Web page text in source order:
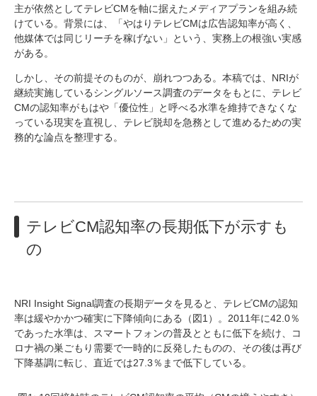
主が依然としてテレビCMを軸に据えたメディアプランを組み続
けている。背景には、「やはりテレビCMは広告認知率が高く、
他媒体では同じリーチを稼げない」という、実務上の根強い実感
がある。
しかし、その前提そのものが、崩れつつある。本稿では、NRIが
継続実施しているシングルソース調査のデータをもとに、テレビ
CMの認知率がもはや「優位性」と呼べる水準を維持できなくな
っている現実を直視し、テレビ脱却を急務として進めるための実
務的な論点を整理する。
テレビCM認知率の長期低下が示すも
の
NRI Insight Signal調査の長期データを見ると、テレビCMの認知
率は緩やかかつ確実に下降傾向にある（図1）。2011年に42.0％
であった水準は、スマートフォンの普及とともに低下を続け、コ
ロナ禍の巣ごもり需要で一時的に反発したものの、その後は再び
下降基調に転じ、直近では27.3％まで低下している。